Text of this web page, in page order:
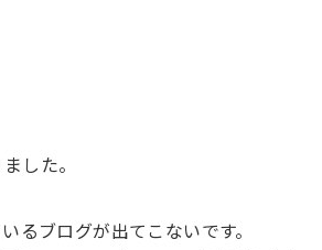
した。
るブログが出てこないです。